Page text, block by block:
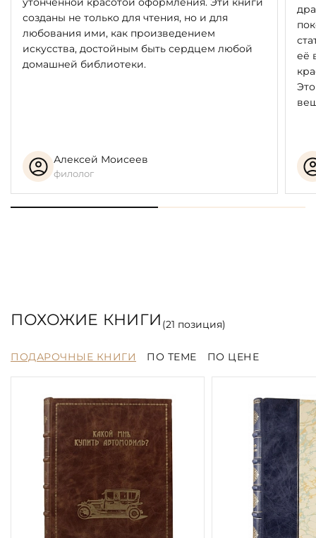
созданы не только для чтения, но и для
любования ими, как произведением
искусства, достойным быть сердцем любой
домашней библиотеки.
Алексей Моисеев
филолог
её
ПОХОЖИЕ КНИГИ (21 позиция)
ПОДАРОЧНЫЕ КНИГИ ПО ТЕМЕ ПО ЦЕНЕ